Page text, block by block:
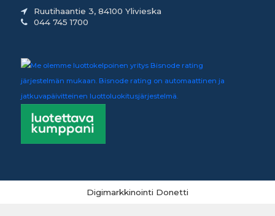
Ruutihaantie 3, 84100 Ylivieska
044 745 1700
Digimarkkinointi Donetti